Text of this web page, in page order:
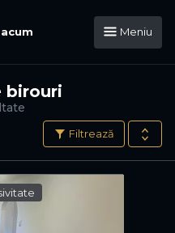
Meniu
birouri
Filtrează